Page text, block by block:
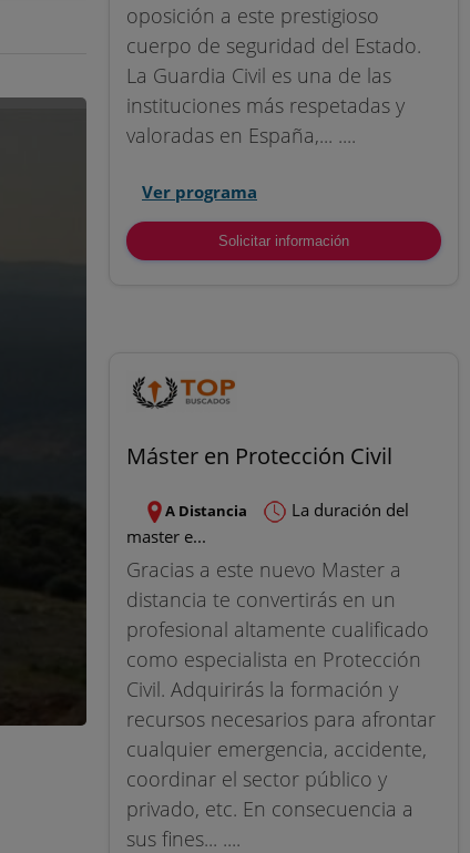
oposición a este prestigioso
cuerpo de seguridad del Estado.
La Guardia Civil es una de las
instituciones más respetadas y
valoradas en España,... ....
Ver programa
Solicitar información
Máster en Protección Civil
A Distancia
La duración del
master e...
Gracias a este nuevo Master a
distancia te convertirás en un
profesional altamente cualificado
como especialista en Protección
Civil. Adquirirás la formación y
recursos necesarios para afrontar
cualquier emergencia, accidente,
coordinar el sector público y
privado, etc. En consecuencia a
sus fines... ....